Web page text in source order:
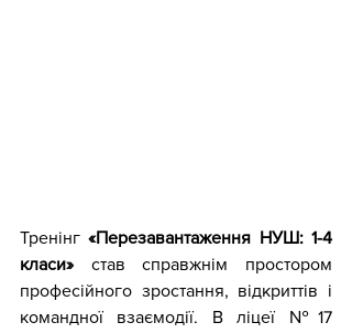
Тренінг «Перезавантаження НУШ: 1-4
класи» став справжнім простором
професійного зростання, відкриттів і
командної взаємодії. В ліцеї №17